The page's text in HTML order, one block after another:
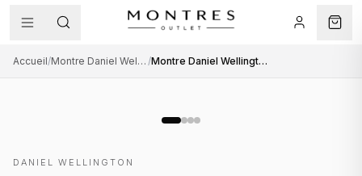
Accueil/ Montre Daniel Wellington femme / Montre Daniel Wellington DW00100637 Quadro Lavender Lilas Nacre
DANIEL WELLINGTON